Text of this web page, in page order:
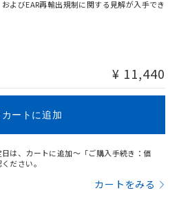
る可能性があります。
よびEAR再輸出規制に関する見解が入手でき
¥ 11,440
カートに追加
は、カートに追加～「ご購入手続き：価
ださい。
カートをみる